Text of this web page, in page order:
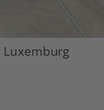
Luxemburg